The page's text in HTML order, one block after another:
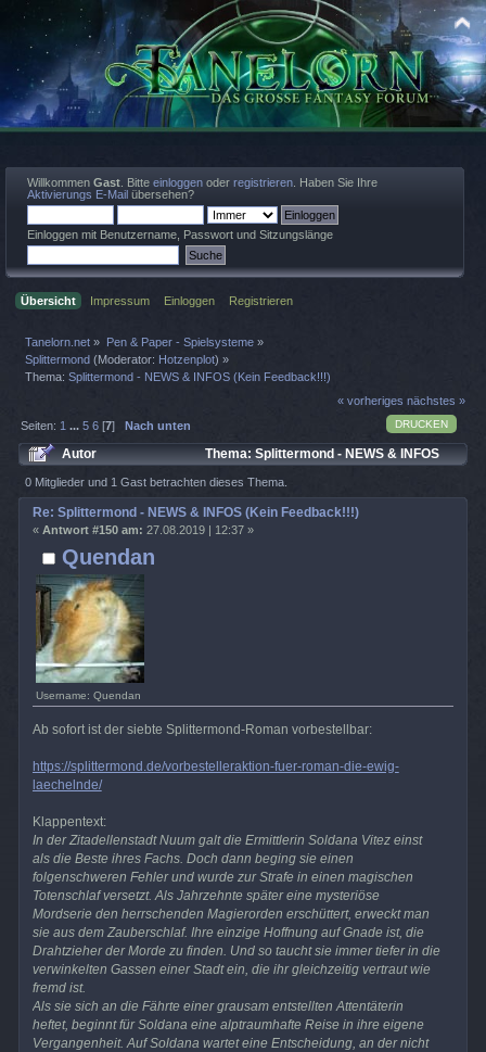
Willkommen Gast . Bitte einloggen oder registrieren . Haben Sie Ihre
Aktivierungs E-Mail übersehen?
Einloggen mit Benutzername, Passwort und Sitzungslänge
Übersicht Impressum Einloggen Registrieren
Tanelorn.net » Pen & Paper - Spielsysteme»
Splittermond (Moderator: Hotzenplot) »
Thema:Splittermond - NEWS & INFOS (Kein Feedback!!!)
« vorheriges nächstes »
DRUCKEN
Seiten: 1 ...5 6 [7]Nach unten
Autor
Thema: Splittermond - NEWS & INFOS
(Kein Feedback!!!) (Gelesen 283884 mal)
0 Mitglieder und 1 Gast betrachten dieses Thema.
Quendan
Username: Quendan
Re: Splittermond - NEWS & INFOS (Kein Feedback!!!)
« Antwort #150 am: 27.08.2019 | 12:37 »
Ab sofort ist der siebte Splittermond-Roman vorbestellbar:
https://splittermond.de/vorbestelleraktion-fuer-roman-die-ewig-
laechelnde/
Klappentext:
In der Zitadellenstadt Nuum galt die Ermittlerin Soldana Vitez einst
als die Beste ihres Fachs. Doch dann beging sie einen
folgenschweren Fehler und wurde zur Strafe in einen magischen
Totenschlaf versetzt. Als Jahrzehnte später eine mysteriöse
Mordserie den herrschenden Magierorden erschüttert, erweckt man
sie aus dem Zauberschlaf. Ihre einzige Hoffnung auf Gnade ist, die
Drahtzieher der Morde zu finden. Und so taucht sie immer tiefer in die
verwinkelten Gassen einer Stadt ein, die ihr gleichzeitig vertraut wie
fremd ist.
Als sie sich an die Fährte einer grausam entstellten Attentäterin
heftet, beginnt für Soldana eine alptraumhafte Reise in ihre eigene
Vergangenheit. Auf Soldana wartet eine Entscheidung, an der nicht